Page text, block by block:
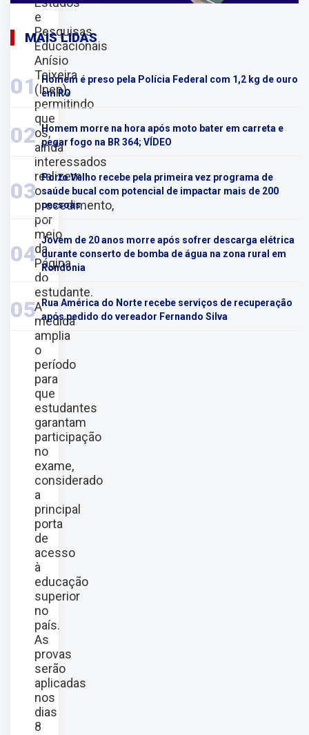
e
Pesquisas
Educacionais
Anísio
Teixeira
(Inep),
permitindo
que
os,
ainda
interessados
realizem
o
procedimento,
por
meio
da
Página
do
estudante.
A
medida
amplia
o
período
para
que
estudantes
garantam
participação
no
exame,
considerado
a
principal
porta
de
acesso
à
educação
superior
no
país.
As
provas
serão
aplicadas
nos
dias
8
MAIS LIDAS
01
Homem é preso pela Polícia Federal com 1,2 kg de ouro
em RO
02
Homem morre na hora após moto bater em carreta e
pegar fogo na BR 364; VÍDEO
03
Porto Velho recebe pela primeira vez programa de
saúde bucal com potencial de impactar mais de 200
pessoas
04
Jovem de 20 anos morre após sofrer descarga elétrica
durante conserto de bomba de água na zona rural em
Rondônia
05
Rua América do Norte recebe serviços de recuperação
após pedido do vereador Fernando Silva